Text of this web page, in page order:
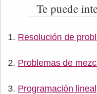
Te puede
Resolución de
Problemas de
Programación lineal